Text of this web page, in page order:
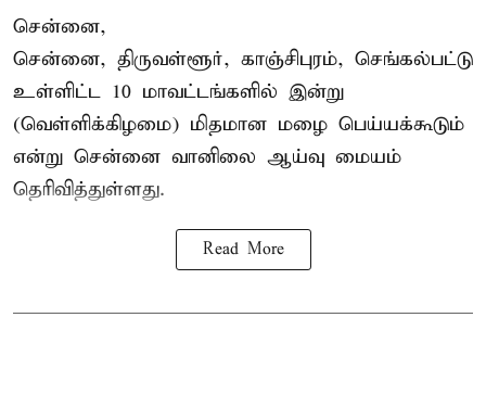
சென்னை,
சென்னை, திருவள்ளூர், காஞ்சிபுரம், செங்கல்பட்டு
உள்ளிட்ட 10 மாவட்டங்களில் இன்று
(வெள்ளிக்கிழமை) மிதமான மழை பெய்யக்கூடும்
என்று சென்னை வானிலை ஆய்வு மையம்
தெரிவித்துள்ளது.
Read More